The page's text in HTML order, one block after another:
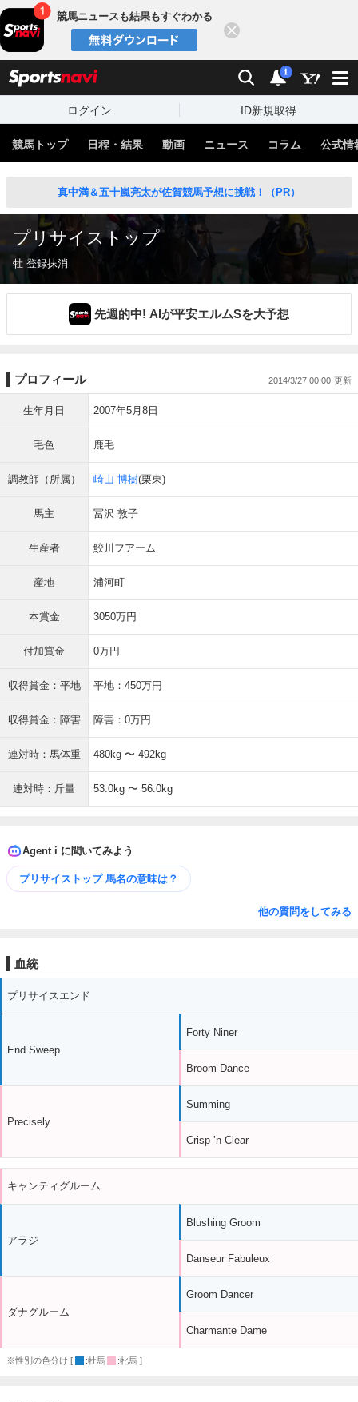
競馬ニュースも結果もすぐわかる
検索 通知
i
ログイン ID新規取得
競馬トップ 日程・結果 動画 ニュース コラム 公式情
真中満＆五十嵐亮太が佐賀競馬予想に挑戦！（PR）
プリサイストップ
牡 登録抹消
先週的中! AIが平安エルムSを大予想
プロフィール 2014/3/27 00:00
生年月日 2007年5月8日
毛色 鹿毛
調教師（所属） 崎山 博樹(栗東)
馬主 冨沢 敦子
生産者 鮫川フアーム
産地 浦河町
本賞金 3050万円
付加賞金 0万円
収得賞金：平地 平地：450万円
収得賞金：障害 障害：0万円
連対時：馬体重 480kg 〜 492kg
連対時：斤量 53.0kg 〜 56.0kg
Agent i に聞いてみよう
プリサイストップ 馬名の意味は？
他の質問をしてみる
血統
プリサイスエンド
End Sweep
Precisely
Forty Niner
Broom Dance
Summing
Crisp ’n Clear
キャンティグルーム
アラジ
ダナグルーム
Blushing Groom
Danseur Fabuleux
Groom Dancer
Charmante Dame
※性別の色分け [ :牡馬 :牝馬 ]